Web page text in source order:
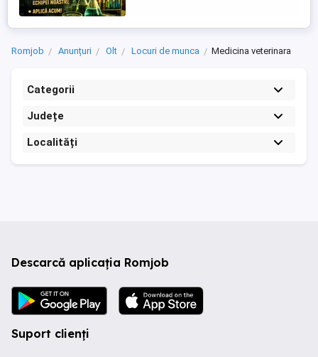
postliceale absolvite ...
Romjob Anunțuri Olt Locuri de munca Medicina veterinara
Categorii
Județe
Localități
Descarcă aplicația Romjob
Suport clienți